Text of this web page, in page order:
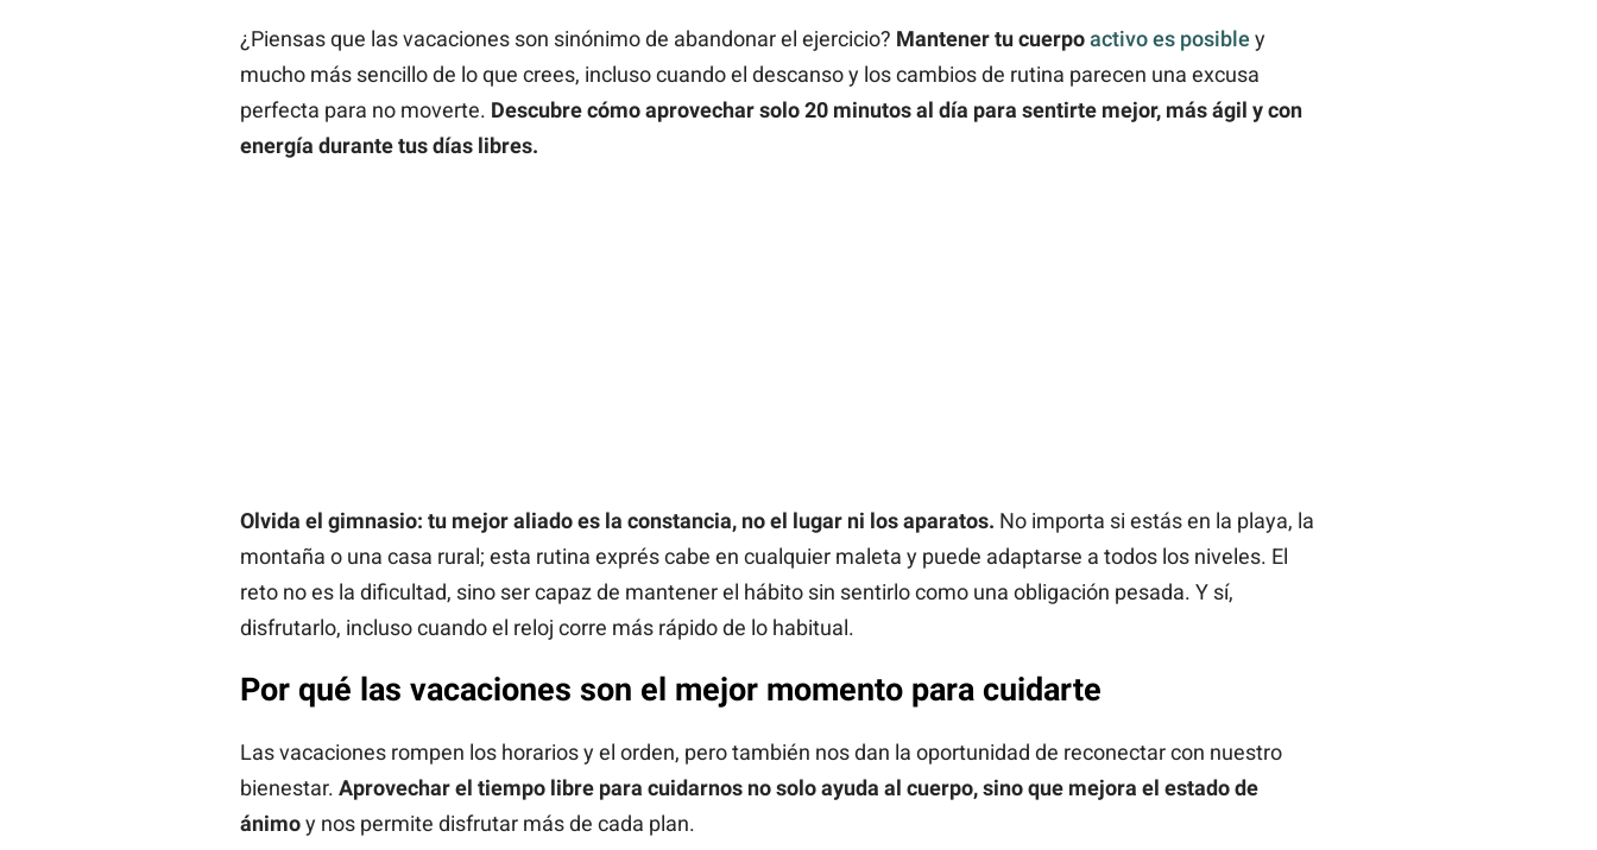
¿Piensas que las vacaciones son sinónimo de abandonar el ejercicio? Mantener tu cuerpoactivo es posible y
mucho más sencillo de lo que crees, incluso cuando el descanso y los cambios de rutina parecen una excusa
perfecta para no moverte. Descubre cómo aprovechar solo 20 minutos al día para sentirte mejor, más ágil y con
energía durante tus días libres.
Olvida el gimnasio: tu mejor aliado es la constancia, no el lugar ni los aparatos. No importa si estás en la playa, la
montaña o una casa rural; esta rutina exprés cabe en cualquier maleta y puede adaptarse a todos los niveles. El
reto no es la dificultad, sino ser capaz de mantener el hábito sin sentirlo como una obligación pesada. Y sí,
disfrutarlo, incluso cuando el reloj corre más rápido de lo habitual.
Por qué las vacaciones son el mejor momento para cuidarte
Las vacaciones rompen los horarios y el orden, pero también nos dan la oportunidad de reconectar con nuestro
bienestar. Aprovechar el tiempo libre para cuidarnos no solo ayuda al cuerpo, sino que mejora el estado de
ánimoy nos permite disfrutar más de cada plan.